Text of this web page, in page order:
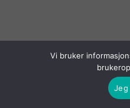
Vi bruker